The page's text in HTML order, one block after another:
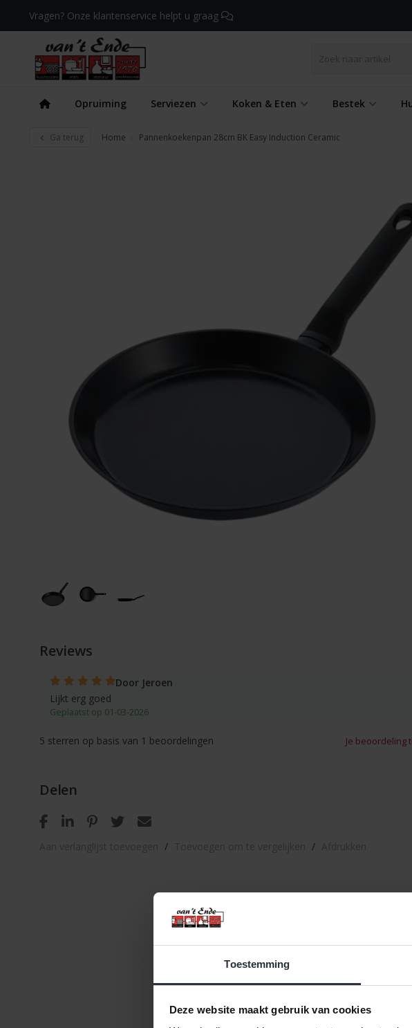
Toestemming
Deze website maakt gebruik van cookies
Vragen? Onze klantenservice helpt u graag
Opruiming Serviezen Koken & Eten Bestek
Ga terug Home Pannenkoekenpan 28cm BK Easy Induction Ceramic
Reviews
Door Jeroen
Lijkt erg goed
Geplaatst op 01-03-2026
Je beoordeling
5 sterren op basis van 1 beoordelingen
Delen
/ /